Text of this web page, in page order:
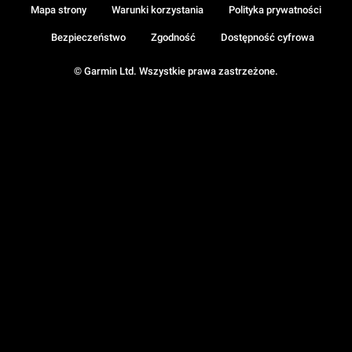
© Garmin Ltd. Wszystkie prawa zastrzeżone.
Mapa strony Warunki korzystania Polityka prywatności
Bezpieczeństwo Zgodność Dostępność cyfrowa